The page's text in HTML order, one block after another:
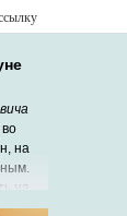
на
на